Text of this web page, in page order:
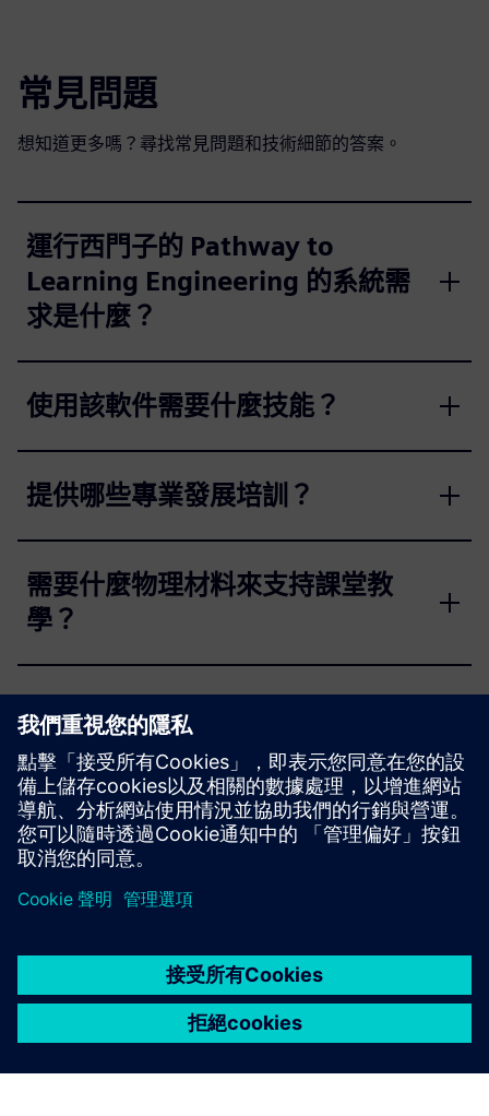
常見問題
想知道更多嗎？尋找常見問題和技術細節的答案。
運行西門子的 Pathway to
Learning Engineering 的系統需
求是什麼？
使用該軟件需要什麼技能？
提供哪些專業發展培訓？
需要什麼物理材料來支持課堂教
學？
有多少儲存空間可用？
西門子會收集學生資料嗎？